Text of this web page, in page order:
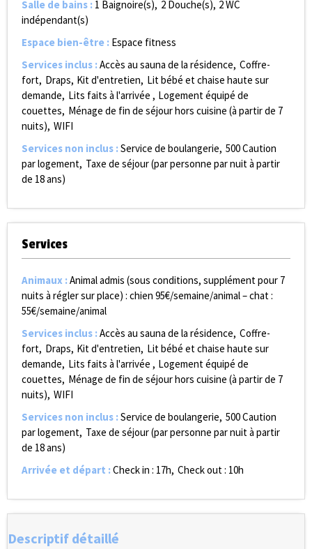
Salle de bains : 1 Baignoire(s) 2 Douche(s) 2WC
indépendant(s)
Espace bien-être : Espace fitness
Services inclus :Accès au sauna de la résidence Coffre-
fort Draps Kit d'entretien Lit bébé et chaise haute sur
demande Lits faits à l'arrivée
Logement équipé de
couettes Ménage de fin de séjour hors cuisine (à partir de 7
nuits) WIFI
Services non inclus :Service de boulangerie 500Caution
par logement Taxe de séjour (par personne par nuit à partir
de 18 ans)
Services
Animaux :Animal admis (sous conditions, supplément pour 7
nuits à régler sur place) : chien 95€/semaine/animal – chat :
55€/semaine/animal
Services inclus :Accès au sauna de la résidence Coffre-
fort Draps Kit d'entretien Lit bébé et chaise haute sur
demande Lits faits à l'arrivée
Logement équipé de
couettes Ménage de fin de séjour hors cuisine (à partir de 7
nuits) WIFI
Services non inclus :Service de boulangerie 500Caution
par logement Taxe de séjour (par personne par nuit à partir
de 18 ans)
Arrivée et départ :Check in : 17h Check out : 10h
Descriptif détaillé